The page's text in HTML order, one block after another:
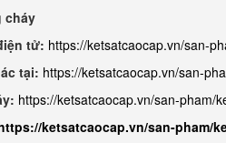
cháy
tử: https://ketsatcaocap.vn/san-
tại: https://ketsatcaocap.vn/san-
https://ketsatcaocap.vn/san-pham/
ketsatcaocap.vn/san-pham/